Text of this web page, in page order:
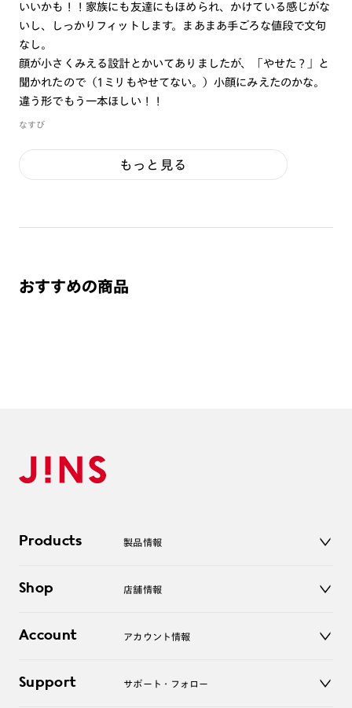
いいかも！！家族にも友達にもほめられ、かけている感じがな
いし、しっかりフィットします。まあまあ手ごろな値段で文句
なし。
顔が小さくみえる設計とかいてありましたが、「やせた？」と
聞かれたので（1ミリもやせてない。）小顔にみえたのかな。
違う形でもう一本ほしい！！
なすび
もっと見る
おすすめの商品
Products 製品情報
サングラス
コンタクトレンズ
アクセサリー
Shop 店舗情報
オンラインショップ
Account アカウント情報
ログアウト
Support サポート・フォロー